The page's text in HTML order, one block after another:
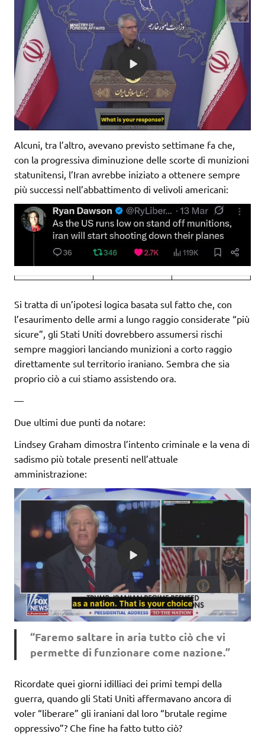
Alcuni, tra l’altro, avevano previsto settimane fa che,
con la progressiva diminuzione delle scorte di munizioni
statunitensi, l’Iran avrebbe iniziato a ottenere sempre
più successi nell’abbattimento di velivoli americani:
Si tratta di un’ipotesi logica basata sul fatto che, con
l’esaurimento delle armi a lungo raggio considerate “più
sicure”, gli Stati Uniti dovrebbero assumersi rischi
sempre maggiori lanciando munizioni a corto raggio
direttamente sul territorio iraniano. Sembra che sia
proprio ciò a cui stiamo assistendo ora.
—
Due ultimi due punti da notare:
Lindsey Graham dimostra l’intento criminale e la vena di
sadismo più totale presenti nell’attuale
amministrazione:
“Faremo saltare in aria tutto ciò che vi
permette di funzionare come nazione.”
Ricordate quei giorni idilliaci dei primi tempi della
guerra, quando gli Stati Uniti affermavano ancora di
voler “liberare” gli iraniani dal loro “brutale regime
oppressivo”? Che fine ha fatto tutto ciò?